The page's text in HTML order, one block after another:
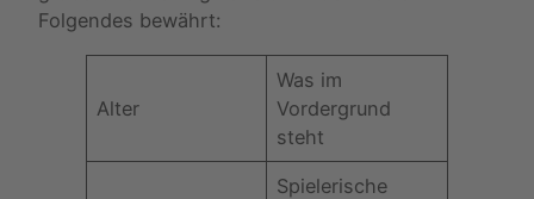
Folgendes bewährt:
Alter
Was im
Vordergrund
steht
Spielerische